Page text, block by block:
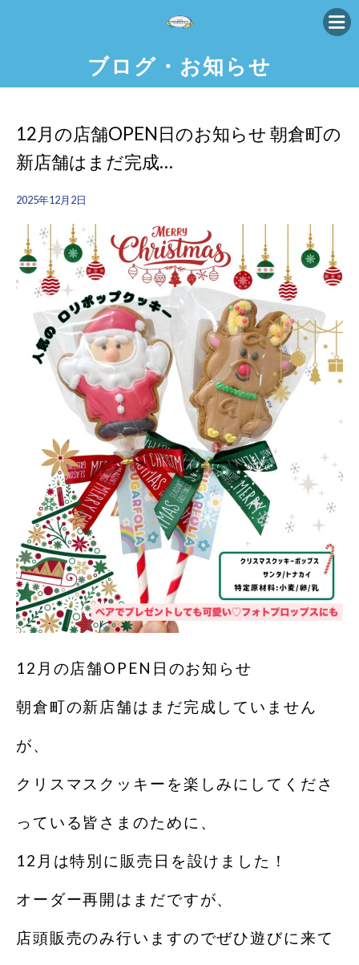
ブログ・お知らせ
12月の店舗OPEN日のお知らせ 朝倉町の
新店舗はまだ完成…
2025年12月2日
12月の店舗OPEN日のお知らせ
朝倉町の新店舗はまだ完成していません
が、
クリスマスクッキーを楽しみにしてくださ
っている皆さまのために、
12月は特別に販売日を設けました！
オーダー再開はまだですが、
店頭販売のみ行いますのでぜひ遊びに来て